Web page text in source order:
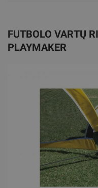
FUTBOLO VARTŲ
PLAYMAKER